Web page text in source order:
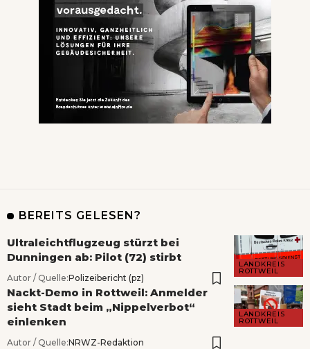
BEREITS GELESEN?
LANDKREIS
ROTTWEIL
Ultraleichtflugzeug stürzt bei
Dunningen ab: Pilot (72) stirbt
Autor / Quelle:Polizeibericht (pz)
LANDKREIS
ROTTWEIL
Nackt-Demo in Rottweil: Anmelder
sieht Stadt beim „Nippelverbot“
einlenken
Autor / Quelle:NRWZ-Redaktion